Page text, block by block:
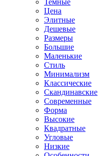
Темные
Цена
Элитные
Дешевые
Размеры
Большие
Маленькие
Стиль
Минимализм
Классические
Скандинавские
Современные
Форма
Высокие
Квадратные
Угловые
Низкие